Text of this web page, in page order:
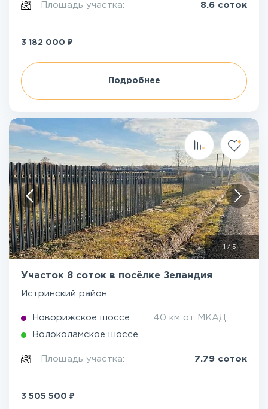
Площадь участка: 8.6 соток
3 182 000 ₽
Подробнее
1/5
Участок 8 соток в посёлке Зеландия
Истринский район
Новорижское шоссе 40 км от МКАД
Волоколамское шоссе
Площадь участка: 7.79 соток
3 505 500 ₽